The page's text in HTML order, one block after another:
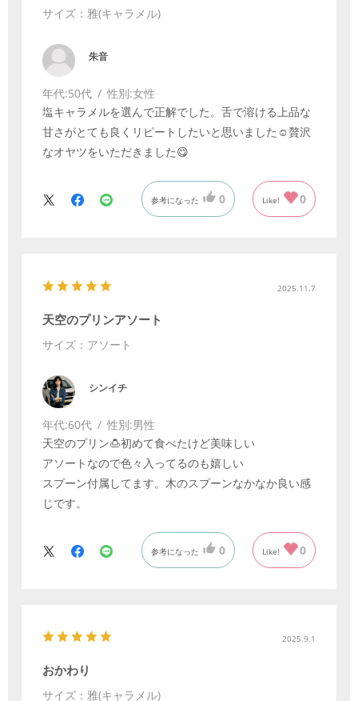
サイズ：雅(キャラメル)
朱音
年代:50代 性別:女性
塩キャラメルを選んで正解でした。舌で溶ける上品な
甘さがとても良くリピートしたいと思いました☺️贅沢
なオヤツをいただきました😋
参考になった 0 Like! 0
2025.11.7
天空のプリンアソート
サイズ：アソート
シンイチ
年代:60代 性別:男性
天空のプリン🍮初めて食べたけど美味しい
アソートなので色々入ってるのも嬉しい
スプーン付属してます。木のスプーンなかなか良い感
じです。
参考になった 0 Like! 0
2025.9.1
おかわり
サイズ：雅(キャラメル)